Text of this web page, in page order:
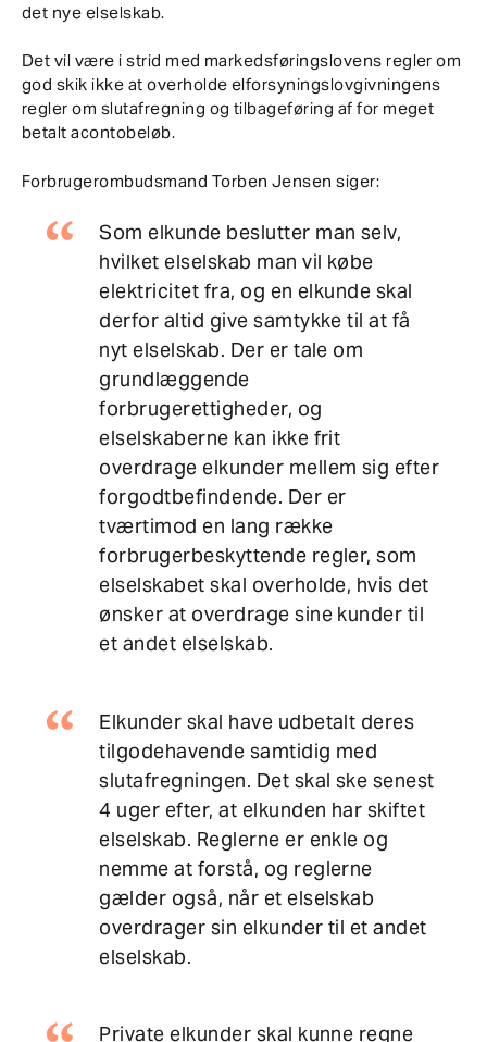
det nye elselskab.
Det vil være i strid med markedsføringslovens regler om
god skik ikke at overholde elforsyningslovgivningens
regler om slutafregning og tilbageføring af for meget
betalt acontobeløb.
Forbrugerombudsmand Torben Jensen siger:
Som elkunde beslutter man selv,
hvilket elselskab man vil købe
elektricitet fra, og en elkunde skal
derfor altid give samtykke til at få
nyt elselskab. Der er tale om
grundlæggende
forbrugerettigheder, og
elselskaberne kan ikke frit
overdrage elkunder mellem sig efter
forgodtbefindende. Der er
tværtimod en lang række
forbrugerbeskyttende regler, som
elselskabet skal overholde, hvis det
ønsker at overdrage sine kunder til
et andet elselskab.
Elkunder skal have udbetalt deres
tilgodehavende samtidig med
slutafregningen. Det skal ske senest
4 uger efter, at elkunden har skiftet
elselskab. Reglerne er enkle og
nemme at forstå, og reglerne
gælder også, når et elselskab
overdrager sin elkunder til et andet
elselskab.
Private elkunder skal kunne regne